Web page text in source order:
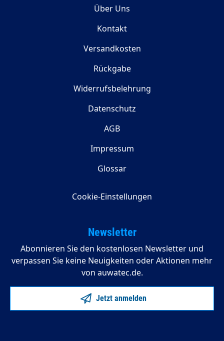
Über Uns
Kontakt
Versandkosten
Rückgabe
Widerrufsbelehrung
Datenschutz
AGB
Impressum
Glossar
Cookie-Einstellungen
Newsletter
Abonnieren Sie den kostenlosen Newsletter und
verpassen Sie keine Neuigkeiten oder Aktionen mehr
von auwatec.de.
Jetzt anmelden